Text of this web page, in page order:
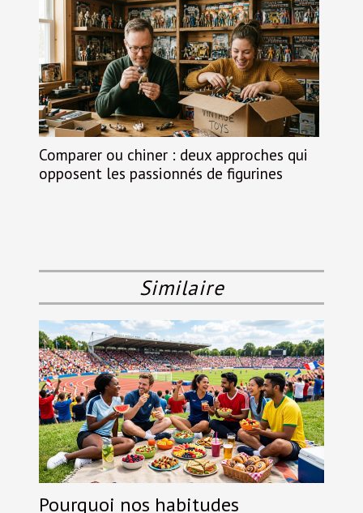
Comparer ou chiner : deux approches qui
opposent les passionnés de figurines
Similaire
Pourquoi nos habitudes